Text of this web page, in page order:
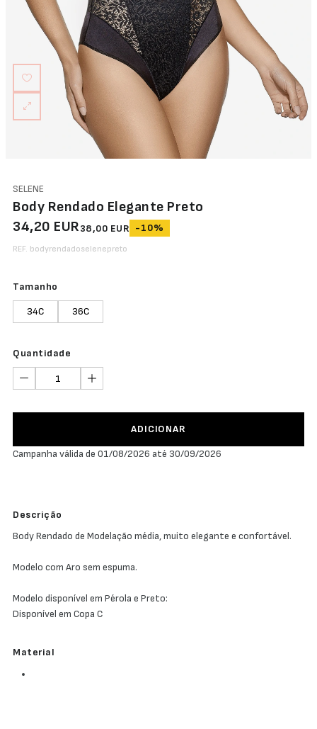
SELENE
Body Rendado Elegante Preto
34,20 EUR38,00 EUR -10%
REF. bodyrendadoselenepreto
Tamanho
34C 36C
Quantidade
ADICIONAR
Campanha válida de 01/08/2026 até 30/09/2026
Descrição
Body Rendado de Modelação média, muito elegante e confortável.
Modelo com Aro sem espuma.
Modelo disponível em Pérola e Preto:
Disponível em Copa C
Material